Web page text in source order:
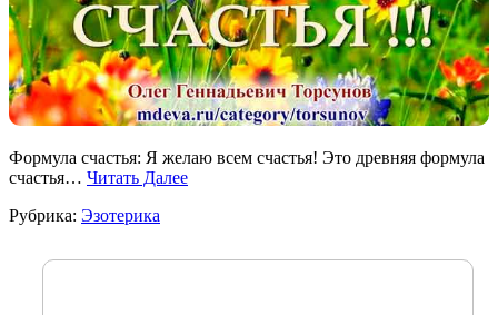
Формула счастья: Я желаю всем счастья! Это древняя формула
счастья… Читать Далее
Рубрика: Эзотерика